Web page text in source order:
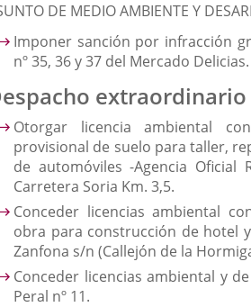
DE MEDIO AMBIENTE Y
Imponer sanción por infracción
nº 35, 36 y 37 del Mercado Delicias.
extraordinario
Otorgar licencia ambiental
provisional de suelo para taller,
de automóviles -Agencia Oficial
Carretera Soria Km. 3,5.
Conceder licencias ambiental
obra para construcción de hotel
Zanfona s/n (Callejón de la
Conceder licencias ambiental y
Peral nº 11.